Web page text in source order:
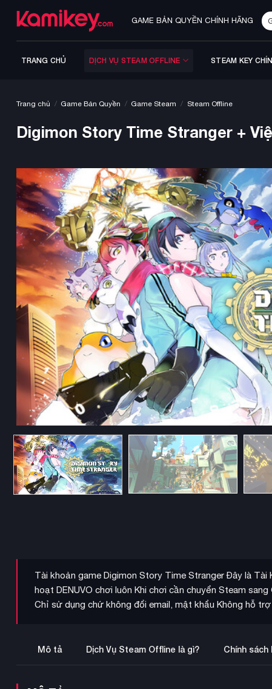
GAME BẢN QUYỀN CHÍNH HÃNG
Tìm
TRANG CHỦ DỊCH VỤ STEAM OFFLINE STEAM KEY
Trang chủ / Game Bản Quyền / Game Steam / Steam Offline
Digimon Story Time Stranger +
Tài khoản game Digimon Story Time Stranger Đây là
hoạt DENUVO chơi luôn Khi chơi cần chuyển Steam
Chỉ sử dụng chứ không đổi email, mật khẩu Không hỗ
Mô tả Dịch Vụ Steam Offline là gì? Chính sách